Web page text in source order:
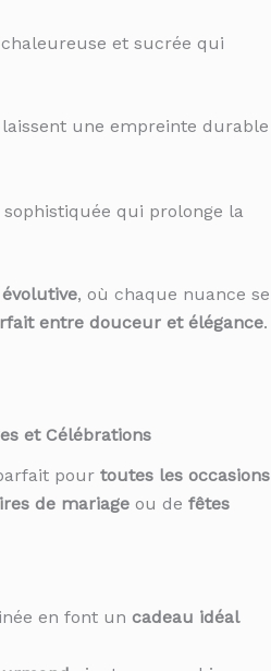
et sucrée qui
une empreinte durable
qui prolonge la
, où chaque nuance se
entre douceur et élégance.
et Célébrations
pour toutes les occasions
de mariageou de fêtes
en font un cadeau idéal